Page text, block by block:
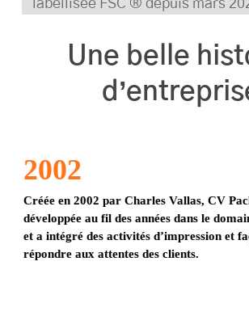
labellisée FSC ® depuis mars
Une belle
2004
Mathieu Vallas rejoint l’équipe en tant que
technique.